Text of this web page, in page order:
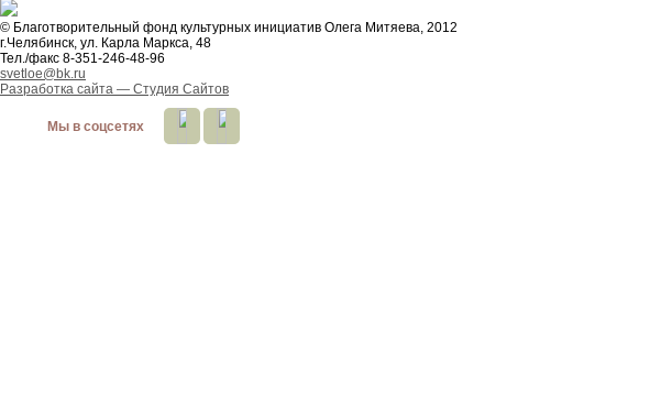
Мы в соцсетях
© Благотворительный фонд культурных инициатив Олега Митяева, 2012
г.Челябинск, ул. Карла Маркса, 48
Тел./факс 8-351-246-48-96
svetloe@bk.ru
Разработка сайта — Студия Сайтов